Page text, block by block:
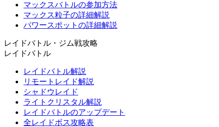
マックスバトルの参加方法
マックス粒子の詳細解説
パワースポットの詳細解説
レイドバトル・ジム戦攻略
レイドバトル
レイドバトル解説
リモートレイド解説
シャドウレイド
ライトクリスタル解説
レイドバトルのアップデート
全レイドボス攻略表